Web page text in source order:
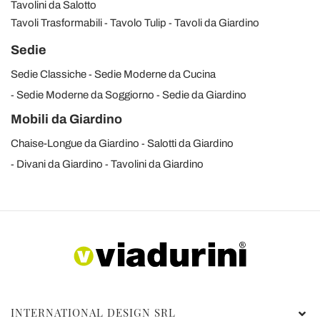
Tavolini da Salotto
Tavoli Trasformabili
Tavolo Tulip Tavoli da Giardino
Sedie
Sedie Classiche
Sedie Moderne da Cucina
Sedie Moderne da Soggiorno
Sedie da Giardino
Mobili da Giardino
Chaise-Longue da Giardino
Salotti da Giardino
Divani da Giardino
Tavolini da Giardino
INTERNATIONAL DESIGN SRL